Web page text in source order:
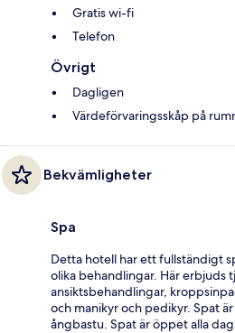
Gratis wi-fi
Telefon
Övrigt
Dagligen
Värdeförvaringsskåp på
Bekvämligheter
Spa
Detta hotell har ett fullständigt
olika behandlingar. Här erbjuds
ansiktsbehandlingar,
och manikyr och pedikyr. Spat
ångbastu. Spat är öppet alla